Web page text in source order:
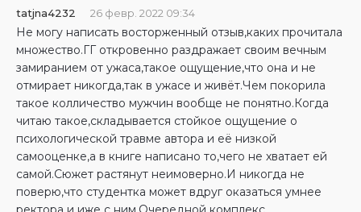
tatjna4232 26 февр. 2022 09:34
Не могу написать восторженный отзыв,каких прочитала
множество.ГГ откровенно раздражает своим вечным
замиранием от ужаса,такое ощущение,что она и не
отмирает никогда,так в ужасе и живёт.Чем покорила
такое колличество мужчин вообще не понятно.Когда
читаю такое,складывается стойкое ощущение о
психологической травме автора и её низкой
самооценке,а в книге написано то,чего не хватает ей
самой.Сюжет растянут неимоверно.И никогда не
поверю,что студентка может вдруг оказаться умнее